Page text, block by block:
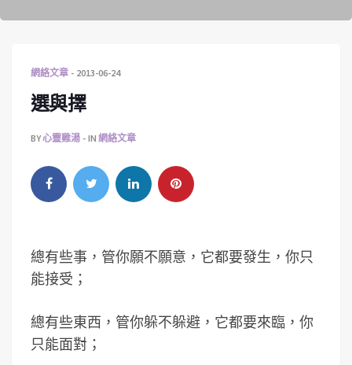
網絡文章 2013-06-24
選與擇
BY心靈雞湯 IN 網絡文章
總有些事，管你願不願意，它都要發生，你只
能接受；
總有些東西，管你躲不躲避，它都要來臨，你
只能面對；